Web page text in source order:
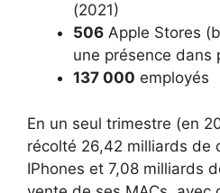
(2021)
506 Apple Stores
une présence dans
137 000 employés
En un seul trimestre (en
récolté 26,42 milliards de
IPhones et 7,08 milliards